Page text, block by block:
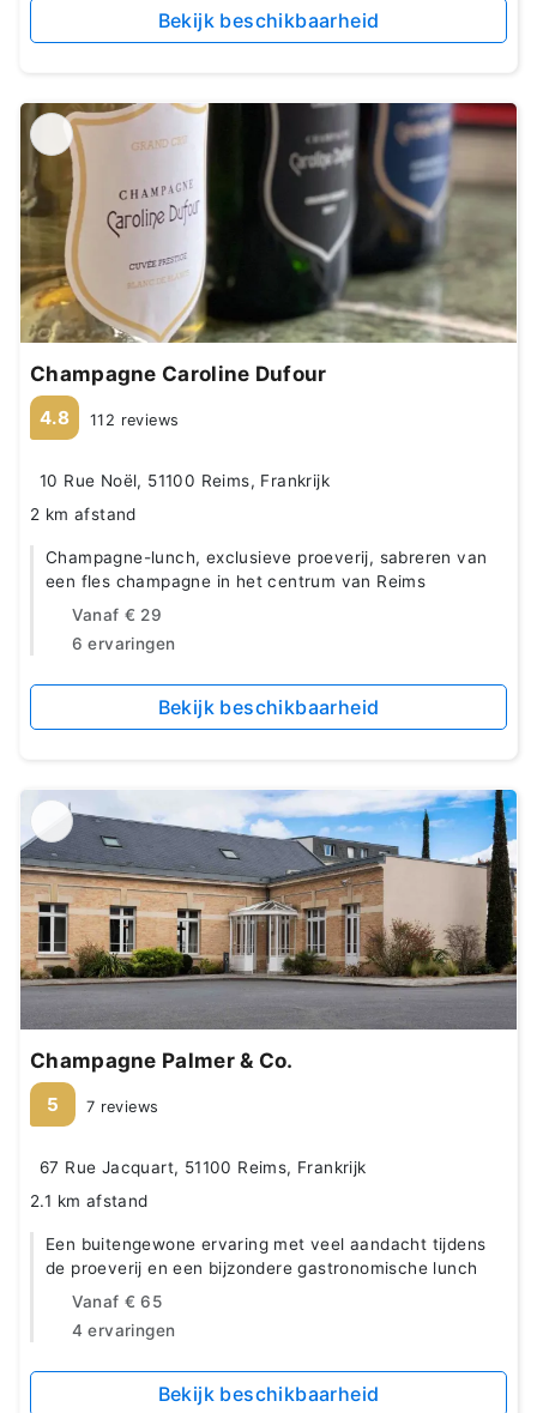
Bekijk beschikbaarheid
Champagne Caroline Dufour
4.8 112 reviews
10 Rue Noël, 51100 Reims, Frankrijk
2 km afstand
Champagne-lunch, exclusieve proeverij, sabreren van
een fles champagne in het centrum van Reims
Vanaf € 29
6 ervaringen
Bekijk beschikbaarheid
Champagne Palmer & Co.
5 7 reviews
67 Rue Jacquart, 51100 Reims, Frankrijk
2.1 km afstand
Een buitengewone ervaring met veel aandacht tijdens
de proeverij en een bijzondere gastronomische lunch
Vanaf € 65
4 ervaringen
Bekijk beschikbaarheid